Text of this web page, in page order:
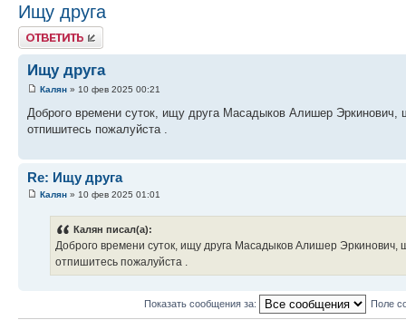
Ищу друга
Ответить
Ищу друга
Калян » 10 фев 2025 00:21
Доброго времени суток, ищу друга Масадыков Алишер Эркинович,
отпишитесь пожалуйста .
Re: Ищу друга
Калян » 10 фев 2025 01:01
Калян писал(а):
Доброго времени суток, ищу друга Масадыков Алишер Эркинович,
отпишитесь пожалуйста .
Показать сообщения за: Поле